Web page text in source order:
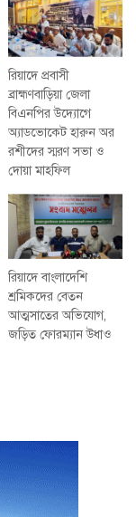
রিয়াদে প্রবাসী
ব্রাহ্মণবাড়িয়া জেলা
বিএনপির উদ্যোগে
অ্যাডভোকেট হারুন অর
রশীদের স্মরণ সভা ও
দোয়া মাহফিল
রিয়াদে বাংলাদেশি
শ্রমিকদের বেতন
আত্মসাতের অভিযোগ,
জড়িত ফোরম্যান উধাও